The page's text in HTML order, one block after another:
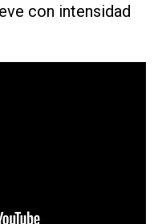
con intensidad